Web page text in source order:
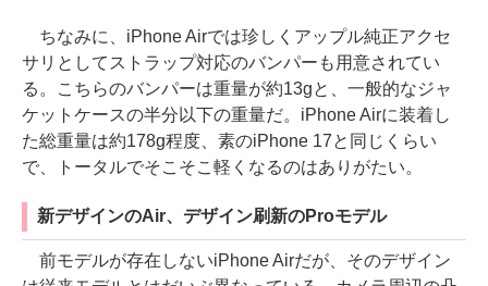
ちなみに、iPhone Airでは珍しくアップル純正アクセ
サリとしてストラップ対応のバンパーも用意されてい
る。こちらのバンパーは重量が約13gと、一般的なジャ
ケットケースの半分以下の重量だ。iPhone Airに装着し
た総重量は約178g程度、素のiPhone 17と同じくらい
で、トータルでそこそこ軽くなるのはありがたい。
新デザインのAir、デザイン刷新のProモデル
前モデルが存在しないiPhone Airだが、そのデザイン